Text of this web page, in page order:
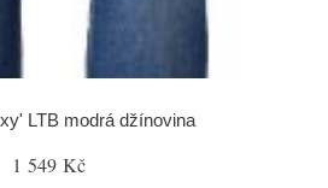
LTB modrá džínovina
1 549 Kč